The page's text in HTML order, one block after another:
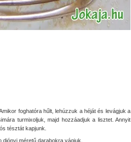
foghatóra hűlt, lehúzzuk a héját és levágjuk a
turmixoljuk, majd hozzáadjuk a lisztet. Annyit
tésztát kapjunk.
méretű darabokra vágjuk.